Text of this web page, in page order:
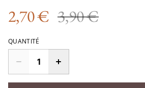
2,70 € 3,90 €
QUANTITÉ